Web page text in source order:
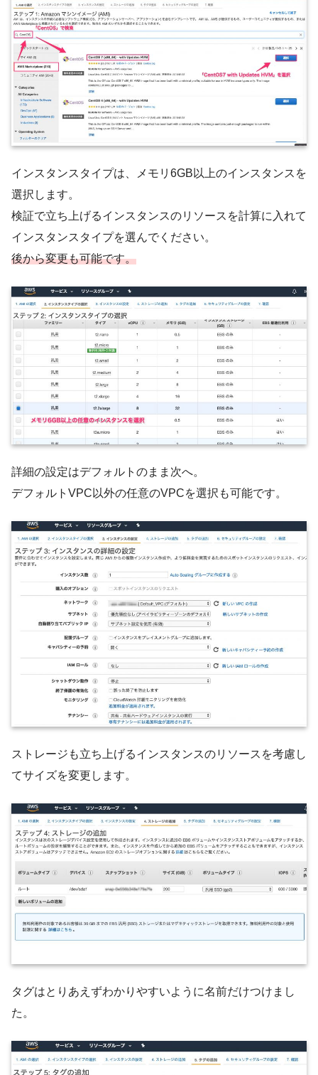
インスタンスタイプは、メモリ6GB以上のインスタンスを
選択します。
検証で立ち上げるインスタンスのリソースを計算に入れて
インスタンスタイプを選んでください。
後から変更も可能です。
詳細の設定はデフォルトのまま次へ。
デフォルトVPC以外の任意のVPCを選択も可能です。
ストレージも立ち上げるインスタンスのリソースを考慮し
てサイズを変更します。
タグはとりあえずわかりやすいように名前だけつけまし
た。